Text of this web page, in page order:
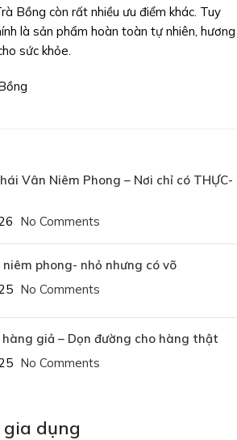
Bồng còn rất nhiều ưu điểm khác. Tuy
là sản phẩm hoàn toàn tự nhiên, hương
sức khỏe.
Vân Niêm Phong – Nơi chỉ có THỰC-
No Comments
niêm phong- nhỏ nhưng có võ
No Comments
giả – Dọn đường cho hàng thật
No Comments
dụng